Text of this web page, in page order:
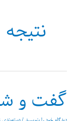
نتیجه
گفت و